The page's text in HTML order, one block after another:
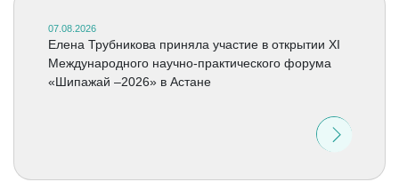
07.08.2026
Елена Трубникова приняла участие в открытии XI
Международного научно-практического форума
«Шипажай –2026» в Астане